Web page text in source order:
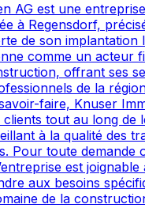
AG est une
à Regensdorf,
de son implantation
comme un acteur
offrant ses
de la
faire, Knuser
clients tout au long de
à la qualité des
Pour toute demande
est
aux besoins
de la